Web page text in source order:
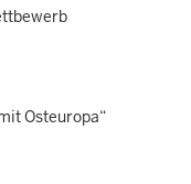
Osteuropa“